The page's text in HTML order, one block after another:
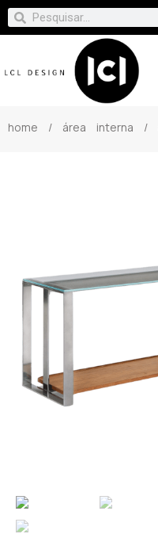
home / área interna /